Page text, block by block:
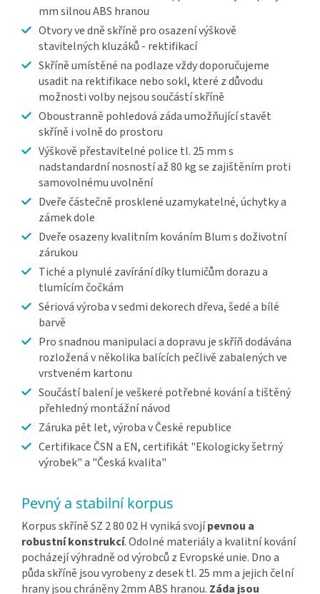
mm silnou ABS hranou
Otvory ve dně skříně pro osazení výškově
stavitelných kluzáků - rektifikací
Skříně umístěné na podlaze vždy doporučujeme
usadit na rektifikace nebo sokl, které z důvodu
možnosti volby nejsou součástí skříně
Oboustranně pohledová záda umožňující stavět
skříně i volně do prostoru
Výškově přestavitelné police tl. 25 mm s
nadstandardní nosností až 80 kg se zajištěním proti
samovolnému uvolnění
Dveře částečně prosklené uzamykatelné, úchytky a
zámek dole
Dveře osazeny kvalitním kováním Blum s doživotní
zárukou
Tiché a plynulé zavírání díky tlumičům dorazu a
tlumícím čočkám
Sériová výroba v sedmi dekorech dřeva, šedé a bílé
barvě
Pro snadnou manipulaci a dopravu je skříň dodávána
rozložená v několika balících pečlivě zabalených ve
vrstveném kartonu
Součástí balení je veškeré potřebné kování a tištěný
přehledný montážní návod
Záruka pět let, výroba v České republice
Certifikace ČSN a EN, certifikát "Ekologicky šetrný
výrobek" a "Česká kvalita"
Pevný a stabilní korpus
Korpus skříně SZ 2 80 02 H vyniká svojípevnou a
robustní konstrukcí. Odolné materiály a kvalitní kování
pocházejí výhradně od výrobců z Evropské unie. Dno a
půda skříně jsou vyrobeny z desek tl. 25 mm a jejich čelní
hrany jsou chráněny 2mm ABS hranou. Záda jsou